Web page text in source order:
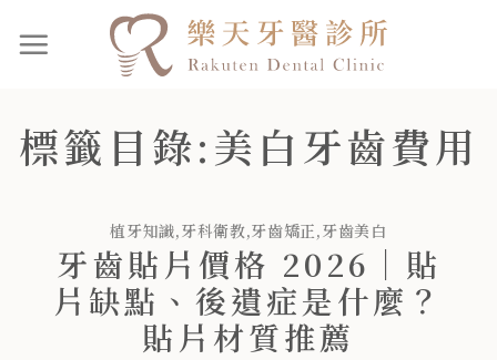
標籤目錄:美白牙齒費用
植牙知識,牙科衛教,牙齒矯正,牙齒美白
牙齒貼片價格 2026｜貼
片缺點、後遺症是什麼？
貼片材質推薦